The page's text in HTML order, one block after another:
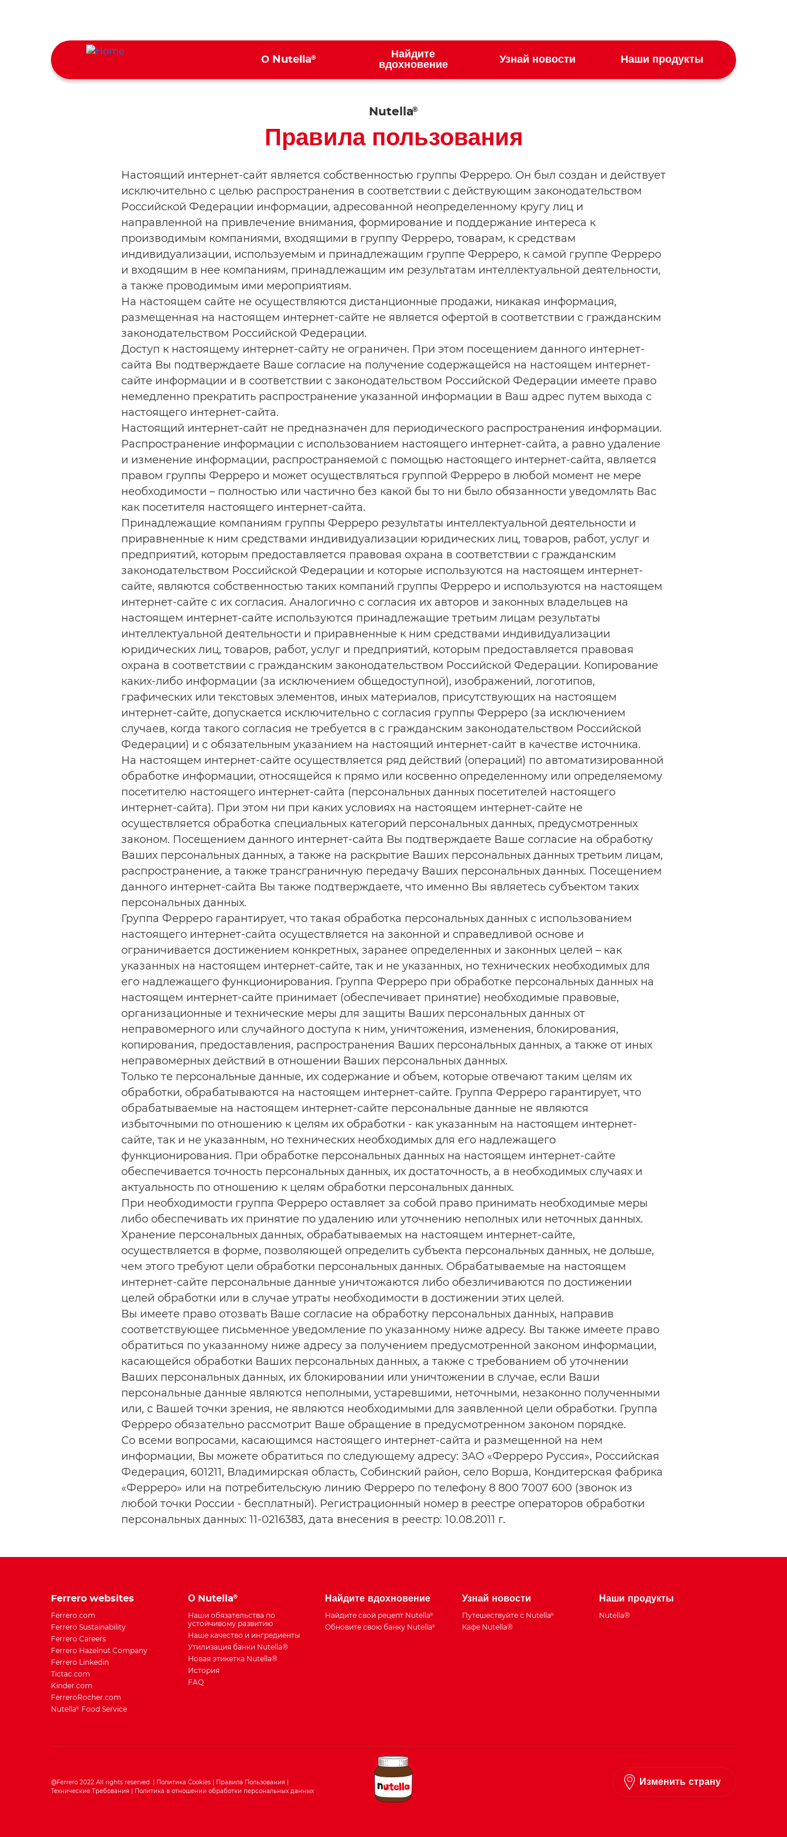
navigationО Nutella®
Найдите
вдохновение
Узнай новости Наши продукты
Nutella®
Правила пользования
Настоящий интернет-сайт является собственностью группы Ферреро. Он был создан и действует
исключительно с целью распространения в соответствии с действующим законодательством
Российской Федерации информации, адресованной неопределенному кругу лиц и
направленной на привлечение внимания, формирование и поддержание интереса к
производимым компаниями, входящими в группу Ферреро, товарам, к средствам
индивидуализации, используемым и принадлежащим группе Ферреро, к самой группе Ферреро
и входящим в нее компаниям, принадлежащим им результатам интеллектуальной деятельности,
а также проводимым ими мероприятиям.
На настоящем сайте не осуществляются дистанционные продажи, никакая информация,
размещенная на настоящем интернет-сайте не является офертой в соответствии с гражданским
законодательством Российской Федерации.
Доступ к настоящему интернет-сайту не ограничен. При этом посещением данного интернет-
сайта Вы подтверждаете Ваше согласие на получение содержащейся на настоящем интернет-
сайте информации и в соответствии с законодательством Российской Федерации имеете право
немедленно прекратить распространение указанной информации в Ваш адрес путем выхода с
настоящего интернет-сайта.
Настоящий интернет-сайт не предназначен для периодического распространения информации.
Распространение информации с использованием настоящего интернет-сайта, а равно удаление
и изменение информации, распространяемой с помощью настоящего интернет-сайта, является
правом группы Ферреро и может осуществляться группой Ферреро в любой момент не мере
необходимости – полностью или частично без какой бы то ни было обязанности уведомлять Вас
как посетителя настоящего интернет-сайта.
Принадлежащие компаниям группы Ферреро результаты интеллектуальной деятельности и
приравненные к ним средствами индивидуализации юридических лиц, товаров, работ, услуг и
предприятий, которым предоставляется правовая охрана в соответствии с гражданским
законодательством Российской Федерации и которые используются на настоящем интернет-
сайте, являются собственностью таких компаний группы Ферреро и используются на настоящем
интернет-сайте с их согласия. Аналогично с согласия их авторов и законных владельцев на
настоящем интернет-сайте используются принадлежащие третьим лицам результаты
интеллектуальной деятельности и приравненные к ним средствами индивидуализации
юридических лиц, товаров, работ, услуг и предприятий, которым предоставляется правовая
охрана в соответствии с гражданским законодательством Российской Федерации. Копирование
каких-либо информации (за исключением общедоступной), изображений, логотипов,
графических или текстовых элементов, иных материалов, присутствующих на настоящем
интернет-сайте, допускается исключительно с согласия группы Ферреро (за исключением
случаев, когда такого согласия не требуется в с гражданским законодательством Российской
Федерации) и с обязательным указанием на настоящий интернет-сайт в качестве источника.
На настоящем интернет-сайте осуществляется ряд действий (операций) по автоматизированной
обработке информации, относящейся к прямо или косвенно определенному или определяемому
посетителю настоящего интернет-сайта (персональных данных посетителей настоящего
интернет-сайта). При этом ни при каких условиях на настоящем интернет-сайте не
осуществляется обработка специальных категорий персональных данных, предусмотренных
законом. Посещением данного интернет-сайта Вы подтверждаете Ваше согласие на обработку
Ваших персональных данных, а также на раскрытие Ваших персональных данных третьим лицам,
распространение, а также трансграничную передачу Ваших персональных данных. Посещением
данного интернет-сайта Вы также подтверждаете, что именно Вы являетесь субъектом таких
персональных данных.
Группа Ферреро гарантирует, что такая обработка персональных данных с использованием
настоящего интернет-сайта осуществляется на законной и справедливой основе и
ограничивается достижением конкретных, заранее определенных и законных целей – как
указанных на настоящем интернет-сайте, так и не указанных, но технических необходимых для
его надлежащего функционирования. Группа Ферреро при обработке персональных данных на
настоящем интернет-сайте принимает (обеспечивает принятие) необходимые правовые,
организационные и технические меры для защиты Ваших персональных данных от
неправомерного или случайного доступа к ним, уничтожения, изменения, блокирования,
копирования, предоставления, распространения Ваших персональных данных, а также от иных
неправомерных действий в отношении Ваших персональных данных.
Только те персональные данные, их содержание и объем, которые отвечают таким целям их
обработки, обрабатываются на настоящем интернет-сайте. Группа Ферреро гарантирует, что
обрабатываемые на настоящем интернет-сайте персональные данные не являются
избыточными по отношению к целям их обработки - как указанным на настоящем интернет-
сайте, так и не указанным, но технических необходимых для его надлежащего
функционирования. При обработке персональных данных на настоящем интернет-сайте
обеспечивается точность персональных данных, их достаточность, а в необходимых случаях и
актуальность по отношению к целям обработки персональных данных.
При необходимости группа Ферреро оставляет за собой право принимать необходимые меры
либо обеспечивать их принятие по удалению или уточнению неполных или неточных данных.
Хранение персональных данных, обрабатываемых на настоящем интернет-сайте,
осуществляется в форме, позволяющей определить субъекта персональных данных, не дольше,
чем этого требуют цели обработки персональных данных. Обрабатываемые на настоящем
интернет-сайте персональные данные уничтожаются либо обезличиваются по достижении
целей обработки или в случае утраты необходимости в достижении этих целей.
Вы имеете право отозвать Ваше согласие на обработку персональных данных, направив
соответствующее письменное уведомление по указанному ниже адресу. Вы также имеете право
обратиться по указанному ниже адресу за получением предусмотренной законом информации,
касающейся обработки Ваших персональных данных, а также с требованием об уточнении
Ваших персональных данных, их блокировании или уничтожении в случае, если Ваши
персональные данные являются неполными, устаревшими, неточными, незаконно полученными
или, с Вашей точки зрения, не являются необходимыми для заявленной цели обработки. Группа
Ферреро обязательно рассмотрит Ваше обращение в предусмотренном законом порядке.
Со всеми вопросами, касающимся настоящего интернет-сайта и размещенной на нем
информации, Вы можете обратиться по следующему адресу: ЗАО «Ферреро Руссия», Российская
Федерация, 601211, Владимирская область, Собинский район, село Ворша, Кондитерская фабрика
«Ферреро» или на потребительскую линию Ферреро по телефону 8 800 7007 600 (звонок из
любой точки России - бесплатный). Регистрационный номер в реестре операторов обработки
персональных данных: 11-0216383, дата внесения в реестр: 10.08.2011 г.
Ferrero websites
Ferrero.com
Ferrero Sustainability
Ferrero Careers
Ferrero Hazelnut Company
Ferrero Linkedin
Tictac.com
Kinder.com
FerreroRocher.com
Nutella® Food Service
Main
navigation
О Nutella®
Наши обязательства по
устойчивому развитию
Наше качество и ингредиенты
Утилизация банки Nutella®
Новая этикетка Nutella®
История
FAQ
Найдите вдохновение
Найдите свой рецепт Nutella®
Обновите свою банку Nutella®
Узнай новости
Путешествуйте с Nutella®
Кафе Nutella®
Наши продукты
Nutella®
Изменить страну
@Ferrero 2022 All rights reserved. Политика Cookies
Правила Пользования
Технические Требования
Политика в отношении обработки персональных данных